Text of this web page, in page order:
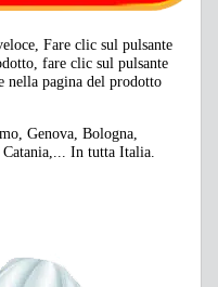
Fare clic sul pulsante
fare clic sul pulsante
nella pagina del prodotto
Genova, Bologna,
In tutta Italia.